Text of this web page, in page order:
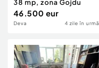
38 mp, zona Gojdu
46.500 eur
Deva 4 zile în urmă